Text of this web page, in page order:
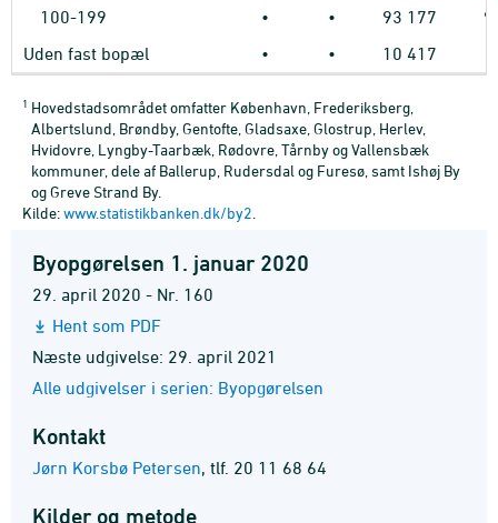
100-199
• • 93 177
Uden fast bopæl
• • 10 417
1 Hovedstadsområdet omfatter København, Frederiksberg,
Albertslund, Brøndby, Gentofte, Gladsaxe, Glostrup, Herlev,
Hvidovre, Lyngby-Taarbæk, Rødovre, Tårnby og Vallensbæk
kommuner, dele af Ballerup, Rudersdal og Furesø, samt Ishøj By
og Greve Strand By.
Kilde:www.statistikbanken.dk/by2
Byopgørelsen 1. januar 2020
29. april 2020 - Nr. 160
Hent som PDF
Næste udgivelse: 29. april 2021
Alle udgivelser i serien: Byopgørelsen
Kontakt
Jørn Korsbø Petersen, tlf. 20 11 68 64
Kilder og metode